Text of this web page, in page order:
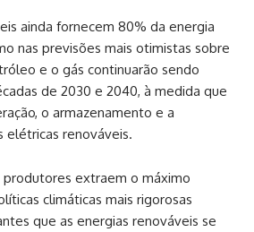
ainda fornecem 80% da energia
nas previsões mais otimistas sobre
e o gás continuarão sendo
de 2030 e 2040, à medida que
o armazenamento e a
elétricas renováveis.
produtores extraem o máximo
climáticas mais rigorosas
que as energias renováveis se